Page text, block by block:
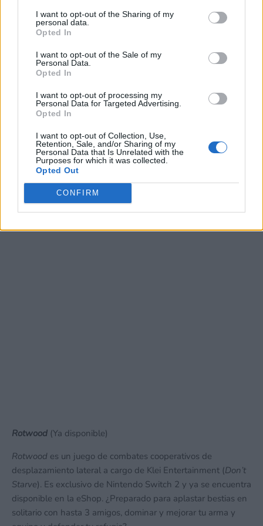
recopilación y uso de datos en nuestra Política de
Privacidad.
terceros por nuestra parte, utilice la siguiente opción de
exclusión y confirme su selección. Tenga en cuenta que
después de que se procese su solicitud de exclusión, es
posible que continúe viendo anuncios basados en intereses
basados en la información personal utilizada por nosotros o
en información personal divulgada a terceros antes de su
Puede optar por no participar en la divulgación adicional de
su información personal por parte de terceros en la Lista de
participantes intermedios de la IAB.
I want to opt-out of the Sharing of my
personal data.
Opted In
I want to opt-out of the Sale of my
Personal Data.
Opted In
I want to opt-out of processing my
Personal Data for Targeted Advertising.
Opted In
I want to opt-out of Collection, Use,
Retention, Sale, and/or Sharing of my
Personal Data that Is Unrelated with the
Purposes for which it was collected.
Opted Out
CONFIRM
Rotwood (Ya disponible)
Rotwood es un juego de combates cooperativos de
desplazamiento lateral a cargo de Klei Entertainment (Don’t
Starve). Es exclusivo de Nintendo Switch 2 y ya se encuentra
disponible en la eShop. ¿Preparado para aplastar bestias en
solitario con hasta 3 amigos, dominar y mejorar tu arma y